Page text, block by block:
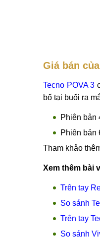
Giá bán
Tecno POVA 3
bố tại buổi ra
Phiên bản
Phiên bản
Tham khảo
Xem thêm bài
Trên tay
So sánh
Trên tay
So sánh